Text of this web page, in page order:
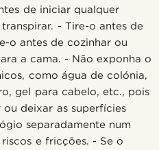
de iniciar qualquer
- Tire-o antes de
o antes de cozinhar ou
a cama. - Não exponha o
como água de colónia,
gel para cabelo, etc., pois
deixar as superfícies
separadamente num
e fricções. - Se o